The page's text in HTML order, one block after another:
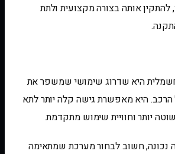
להתקין אותה בצורה מקצועית ולתת
היא שדרוג שימושי שמשפר את
היא מאפשרת גישה קלה יותר לתא
יותר וחוויית שימוש מתקדמת.
נכונה, חשוב לבחור מערכת שמתאימה